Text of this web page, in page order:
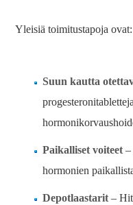
Yleisiä toimitustapoja ovat:
Suun kautta
Paikalliset voiteet –
hormonien
Depotlaastarit –